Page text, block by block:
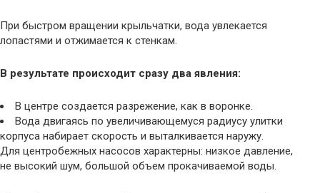
При быстром вращении крыльчатки, вода увлекается
лопастями и отжимается к стенкам.
В результате происходит сразу два явления:
В центре создается разрежение, как в воронке.
Вода двигаясь по увеличивающемуся радиусу улитки
корпуса набирает скорость и выталкивается наружу.
Для центробежных насосов характерны: низкое давление,
не высокий шум, большой объем прокачиваемой воды.